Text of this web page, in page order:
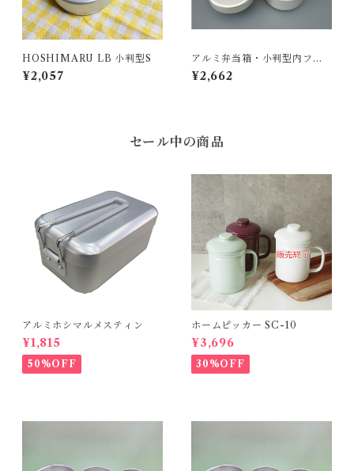
HOSHIMARU LB 小判型S
¥2,057
アルミ弁当箱・小判型内フタ
付S
¥2,662
セール中の商品
アルミホシマルメスティン
¥1,815
50%OFF
ホームピッカー SC-10
¥3,696
30%OFF